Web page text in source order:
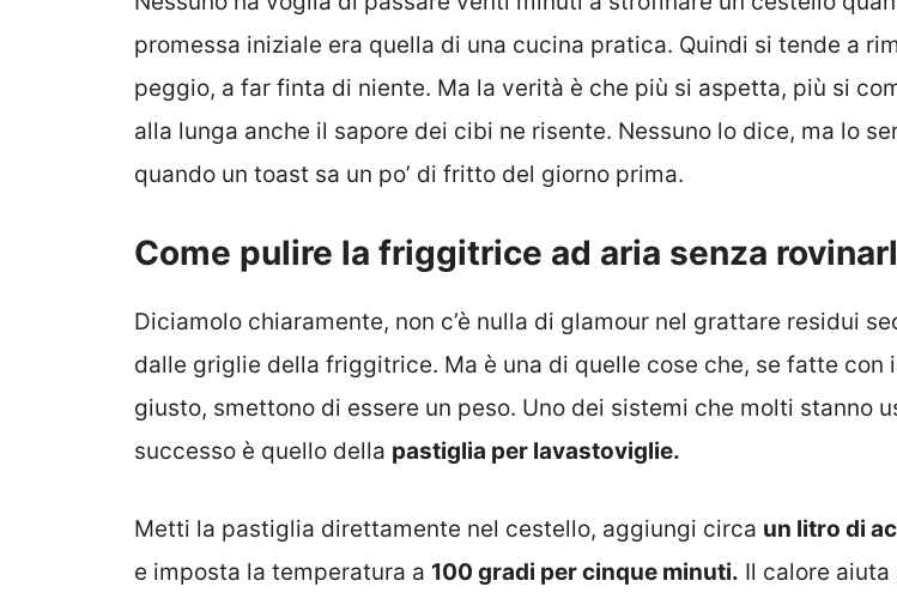
promessa iniziale era quella di una cucina pratica. Quindi si tende a
peggio, a far finta di niente. Ma la verità è che più si aspetta, più si
alla lunga anche il sapore dei cibi ne risente. Nessuno lo dice, ma lo
quando un toast sa un po’ di fritto del giorno prima.
Come pulire la friggitrice ad aria senza
Diciamolo chiaramente, non c’è nulla di glamour nel grattare residui
dalle griglie della friggitrice. Ma è una di quelle cose che, se fatte con
giusto, smettono di essere un peso. Uno dei sistemi che molti stanno
successo è quello della pastiglia per lavastoviglie.
Metti la pastiglia direttamente nel cestello, aggiungi circa un litro di
e imposta la temperatura a 100 gradi per cinque minuti. Il calore